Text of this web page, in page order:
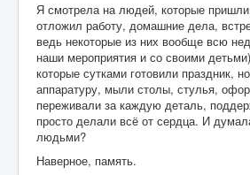
Бизнес
Дети
Благотворительность
Путешествия
Творчество
Я смотрела на людей, которые
отложил работу, домашние дела,
ведь некоторые из них вообще всю
наши мероприятия и со своими
которые сутками готовили праздник,
аппаратуру, мыли столы, стулья,
переживали за каждую деталь,
просто делали всё от сердца. И
людьми?
Наверное, память.